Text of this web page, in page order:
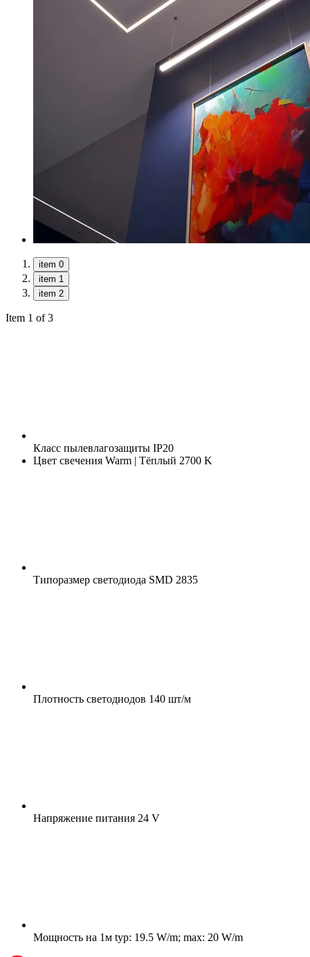
item 0
item 1
item 2
Item 1 of 3
Класс пылевлагозащиты IP20
Цвет свечения Warm | Тёплый 2700 K
Типоразмер светодиода SMD 2835
Плотность светодиодов 140 шт/м
Напряжение питания 24 V
Мощность на 1м typ: 19.5 W/m; max: 20 W/m